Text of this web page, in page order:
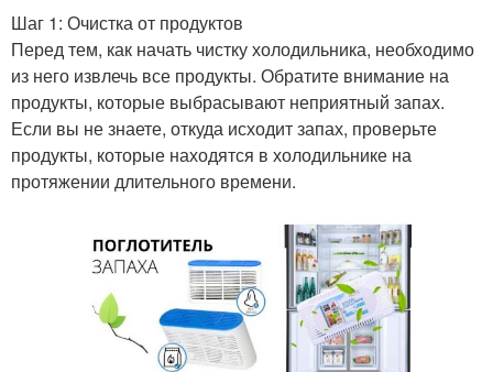
Шаг 1: Очистка от продуктов
Перед тем, как начать чистку холодильника, необходимо
из него извлечь все продукты. Обратите внимание на
продукты, которые выбрасывают неприятный запах.
Если вы не знаете, откуда исходит запах, проверьте
продукты, которые находятся в холодильнике на
протяжении длительного времени.